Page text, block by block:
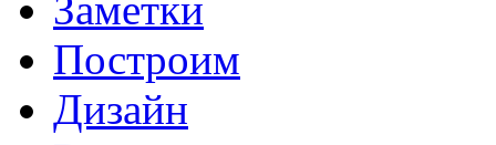
Построим
Дизайн